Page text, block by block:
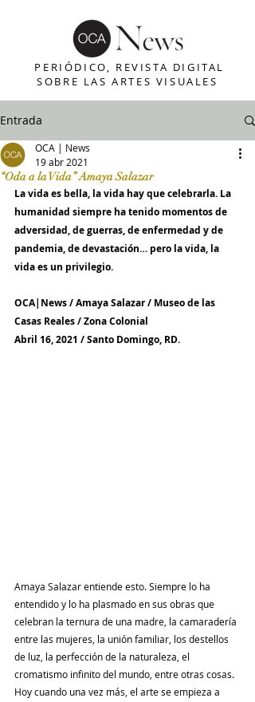
PERIÓDICO, REVISTA DIGITAL
SOBRE LAS ARTES VISUALES
Entrada
“Oda a la Vida” Amaya Salazar
OCA | News
19 abr 2021
La vida es bella, la vida hay que celebrarla. La
humanidad siempre ha tenido momentos de
adversidad, de guerras, de enfermedad y de
pandemia, de devastación… pero la vida, la
vida es un privilegio.
OCA|News / Amaya Salazar / Museo de las
Casas Reales / Zona Colonial
Abril 16, 2021 / Santo Domingo, RD.
Amaya Salazar entiende esto. Siempre lo ha
entendido y lo ha plasmado en sus obras que
celebran la ternura de una madre, la camaradería
entre las mujeres, la unión familiar, los destellos
de luz, la perfección de la naturaleza, el
cromatismo infinito del mundo, entre otras cosas.
Hoy cuando una vez más, el arte se empieza a